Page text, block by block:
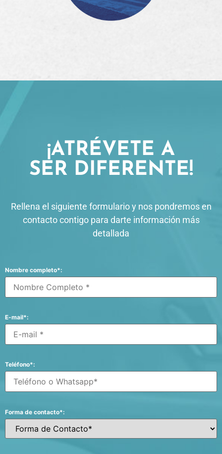
¡ATRÉVETE A
SER DIFERENTE!
Rellena el siguiente formulario y nos pondremos en
contacto contigo para darte información más
detallada
Nombre completo*:
E-mail*:
Teléfono*:
Forma de contacto*: